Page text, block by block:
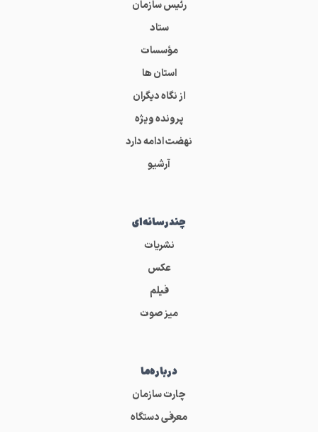
رئیس سازمان
ستاد
مؤسسات
استان ها
از نگاه دیگران
پرونده ویژه
نهضت ادامه دارد
آرشیو
چندرسانه‌ای
نشریات
عکس
فیلم
میز صوت
درباره‌ما
چارت سازمان
معرفی دستگاه